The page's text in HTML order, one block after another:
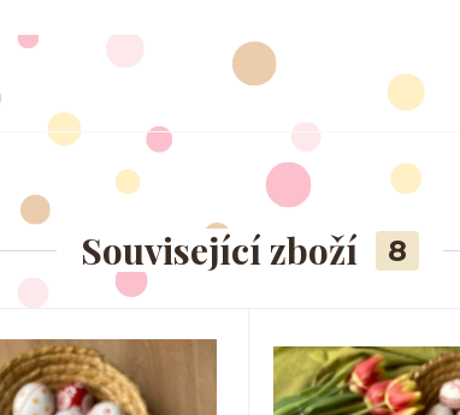
Související zboží 8